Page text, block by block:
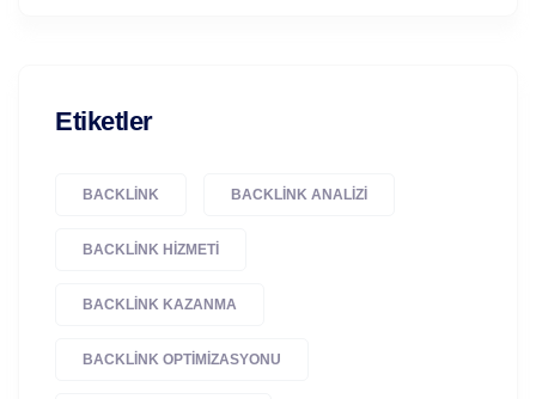
Etiketler
BACKLINK BACKLINK ANALIZI
BACKLINK HIZMETI
BACKLINK KAZANMA
BACKLINK OPTIMIZASYONU